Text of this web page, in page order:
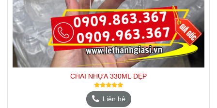
CHAI NHỰA 330ML DẸP
Liên hệ